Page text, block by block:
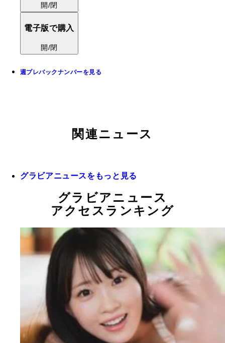
開/閉
電子版で購入
開/閉
週プレバックナンバーを見る
関連ニュース
グラビアニュースをもっと見る
グラビアニュース
アクセスランキング